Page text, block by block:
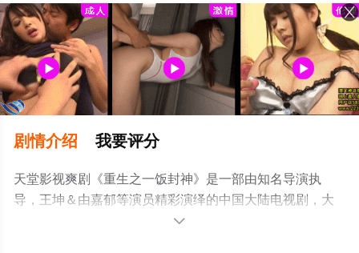
剧情介绍 我要评分
天堂影视爽剧《重生之一饭封神》是一部由知名导演执
导，王坤＆由嘉郁等演员精彩演绎的中国大陆电视剧，大
结局剧情已揭晓（全集完结），手机免费观看高清无删减
